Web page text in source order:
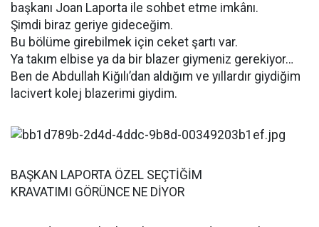
başkanı Joan Laporta ile sohbet etme imkânı.
Şimdi biraz geriye gideceğim.
Bu bölüme girebilmek için ceket şartı var.
Ya takım elbise ya da bir blazer giymeniz gerekiyor…
Ben de Abdullah Kiğılı’dan aldığım ve yıllardır giydiğim
lacivert kolej blazerimi giydim.
BAŞKAN LAPORTA ÖZEL SEÇTİĞİM
KRAVATIMI GÖRÜNCE NE DİYOR